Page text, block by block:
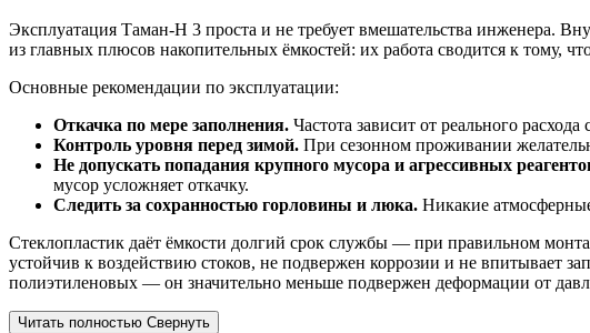
Эксплуатация Таман-Н 3 проста и не требует вмешательства инженера.
из главных плюсов накопительных ёмкостей: их работа сводится к тому,
Основные рекомендации по эксплуатации:
Откачка по мере заполнения. Частота зависит от реального
Контроль уровня перед зимой. При сезонном проживании
Не допускать попадания крупного мусора и агрессивных
мусор усложняет откачку.
Следить за сохранностью горловины и люка. Никакие
Стеклопластик даёт ёмкости долгий срок службы — при правильном
устойчив к воздействию стоков, не подвержен коррозии и не впитывает
полиэтиленовых — он значительно меньше подвержен деформации от
Читать полностью Свернуть